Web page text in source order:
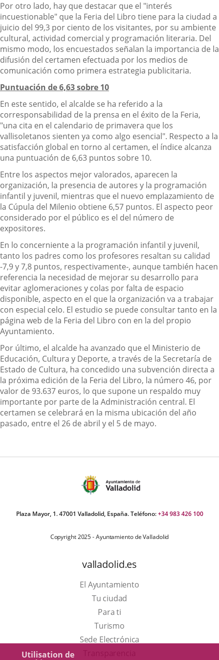
Utilisation de
Por otro lado, hay que destacar que el "interés
incuestionable" que la Feria del Libro tiene para la ciudad a
juicio del 99,3 por ciento de los visitantes, por su ambiente
cultural, actividad comercial y programación literaria. Del
mismo modo, los encuestados señalan la importancia de la
difusión del certamen efectuada por los medios de
comunicación como primera estrategia publicitaria.
Puntuación de 6,63 sobre 10
En este sentido, el alcalde se ha referido a la
corresponsabilidad de la prensa en el éxito de la Feria,
"una cita en el calendario de primavera que los
vallisoletanos sienten ya como algo esencial". Respecto a la
satisfacción global en torno al certamen, el índice alcanza
una puntuación de 6,63 puntos sobre 10.
Entre los aspectos mejor valorados, aparecen la
organización, la presencia de autores y la programación
infantil y juvenil, mientras que el nuevo emplazamiento de
la Cúpula del Milenio obtiene 6,57 puntos. El aspecto peor
considerado por el público es el del número de
expositores.
En lo concerniente a la programación infantil y juvenil,
tanto los padres como los profesores resaltan su calidad
-7,9 y 7,8 puntos, respectivamente-, aunque también hacen
referencia la necesidad de mejorar su desarrollo para
evitar aglomeraciones y colas por falta de espacio
disponible, aspecto en el que la organización va a trabajar
con especial celo. El estudio se puede consultar tanto en la
página web de la Feria del Libro con en la del propio
Ayuntamiento.
Por último, el alcalde ha avanzado que el Ministerio de
Educación, Cultura y Deporte, a través de la Secretaría de
Estado de Cultura, ha concedido una subvención directa a
la próxima edición de la Feria del Libro, la número 46, por
valor de 93.637 euros, lo que supone un respaldo muy
importante por parte de la Administración central. El
certamen se celebrará en la misma ubicación del año
pasado, entre el 26 de abril y el 5 de mayo.
Plaza Mayor, 1. 47001 Valladolid, España. Teléfono:+34 983 426 100
Copyright 2025 - Ayuntamiento de Valladolid
valladolid.es
El Ayuntamiento
Tu ciudad
Para ti
TurismoEste
enlace
Sede Electrónica